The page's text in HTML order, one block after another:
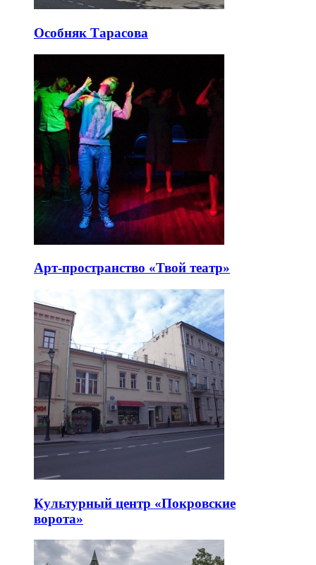
Особняк Тарасова
Арт-пространство «Твой театр»
Культурный центр «Покровские
ворота»